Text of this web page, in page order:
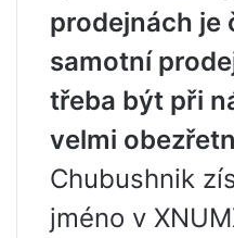
prodejnách je
samotní
třeba být při
velmi
Chubushnik
jméno v